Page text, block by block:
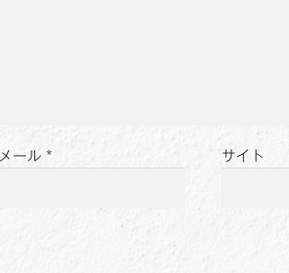
メール * サイト